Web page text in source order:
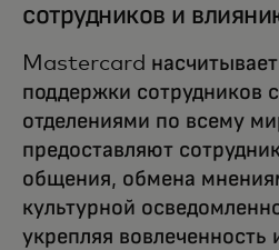
сотрудников и
Mastercard
поддержки сотрудников
отделениями по всему
предоставляют
общения, обмена
культурной
укрепляя